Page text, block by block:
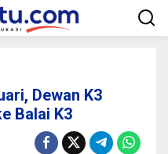
Dewan K3
Balai K3